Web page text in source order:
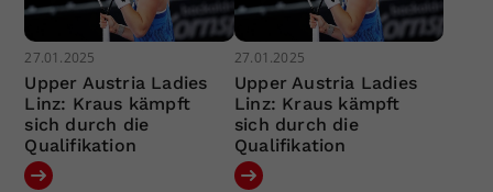
27.01.2025
Upper Austria Ladies
Linz: Kraus kämpft
sich durch die
Qualifikation
27.01.2025
Upper Austria Ladies
Linz: Kraus kämpft
sich durch die
Qualifikation